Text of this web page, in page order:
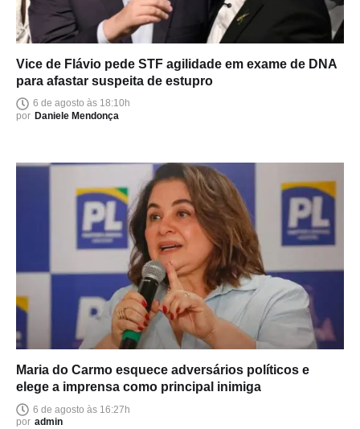
Vice de Flávio pede STF agilidade em exame de DNA
para afastar suspeita de estupro
6 de agosto às 18:10h
por Daniele Mendonça
Maria do Carmo esquece adversários políticos e
elege a imprensa como principal inimiga
6 de agosto às 16:27h
por admin